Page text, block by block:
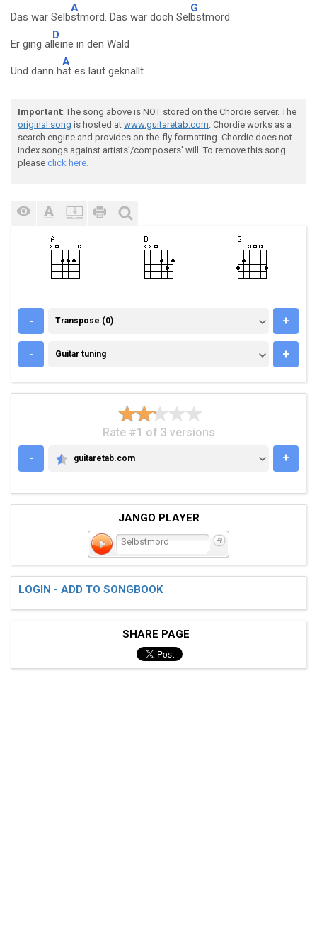
Das war Selb
A
stmord. Das war doch Sel
G
bstmord.
Er ging al
D
leine in den Wald
Und dann h
A
at es laut geknallt.
Important: The song above is NOT stored on the Chordie server. The
original song is hosted at www.guitaretab.com. Chordie works as a
search engine and provides on-the-fly formatting. Chordie does not
index songs against artists'/composers' will. To remove this song
please click here.
- TRANSPOSE (0)
Transpose (0) +
- GUITAR TUNING
Guitar tuning +
Rate #1 of 3 versions
-
GUITARETAB.COM
guitaretab.com +
JANGO PLAYER
Selbstmord
LOGIN - ADD TO SONGBOOK
SHARE PAGE